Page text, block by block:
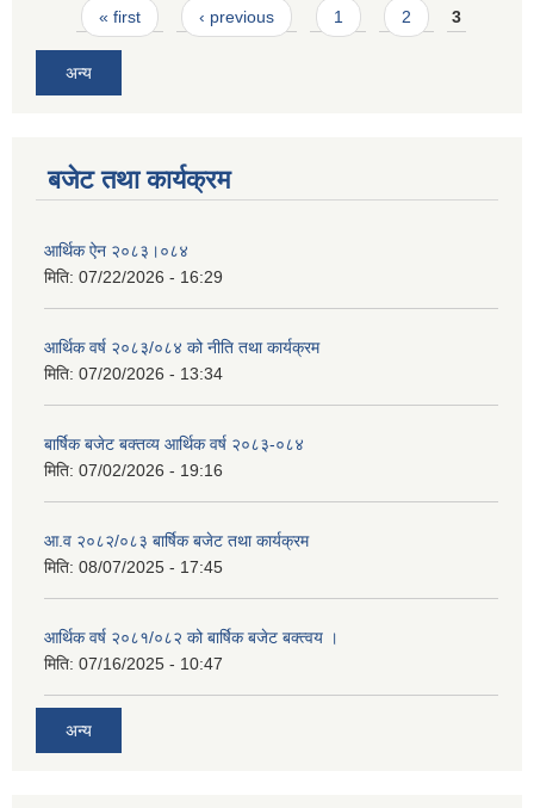
Pages
« first ‹ previous 1 2 3
अन्य
बजेट तथा कार्यक्रम
आर्थिक ऐन २०८३।०८४
मिति: 07/22/2026 - 16:29
आर्थिक वर्ष २०८३/०८४ को नीति तथा कार्यक्रम
मिति: 07/20/2026 - 13:34
बार्षिक बजेट बक्तव्य आर्थिक वर्ष २०८३-०८४
मिति: 07/02/2026 - 19:16
आ.व २०८२/०८३ बार्षिक बजेट तथा कार्यक्रम
मिति: 08/07/2025 - 17:45
आर्थिक वर्ष २०८१/०८२ को बार्षिक बजेट बक्त्वय ।
मिति: 07/16/2025 - 10:47
अन्य